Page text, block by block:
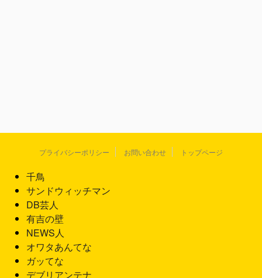
プライバシーポリシー お問い合わせ トップページ
千鳥
サンドウィッチマン
DB芸人
有吉の壁
NEWS人
オワタあんてな
ガッてな
デブリアンテナ